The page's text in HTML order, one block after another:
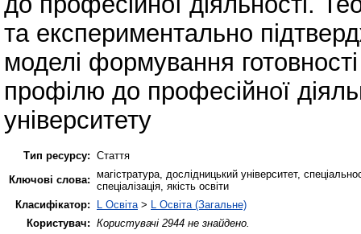
та експериментально
моделі формування готовності
профілю до професійної
університету
Тип ресурсу: Стаття
Ключові слова: магістратура, дослідницький університет,
спеціалізація, якість освіти
Класифікатор:
L Освіта > L Освіта (Загальне)
Користувач: Користувачі 2944 не знайдено.